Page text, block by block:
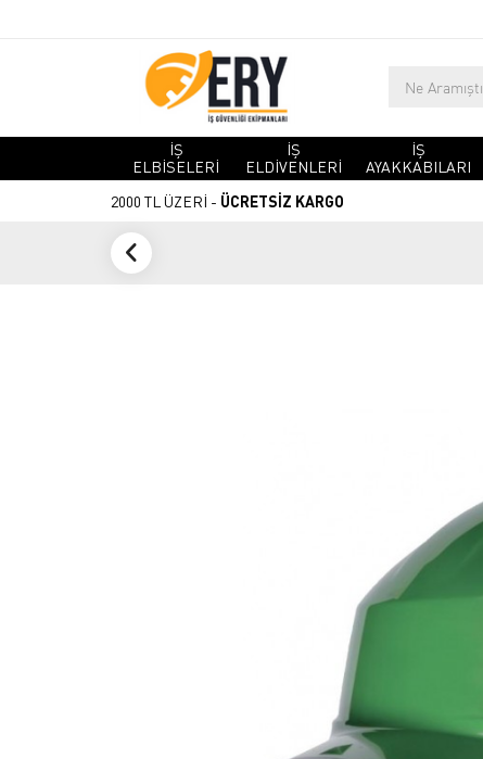
İŞ
ELBİSELERİ
İŞ
ELDİVENLERİ
İŞ
AYAKKABILARI
2000 TL ÜZERİ - ÜCRETSİZ KARGO